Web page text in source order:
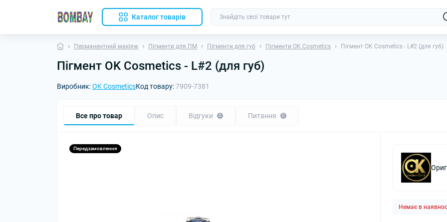
Каталог товарів
Перманентний макіяж Пігменти для ПМ Пігменти для губ Пігменти OK Cosmetics Пігмент OK Cosmetics - L#2 (для губ)
Пігмент OK Cosmetics - L#2 (для губ)
Виробник:OK CosmeticsКод товару:7909-7381
Все про товар Опис Відгуки 0 Питання 0
Передзамовлення
Немає в